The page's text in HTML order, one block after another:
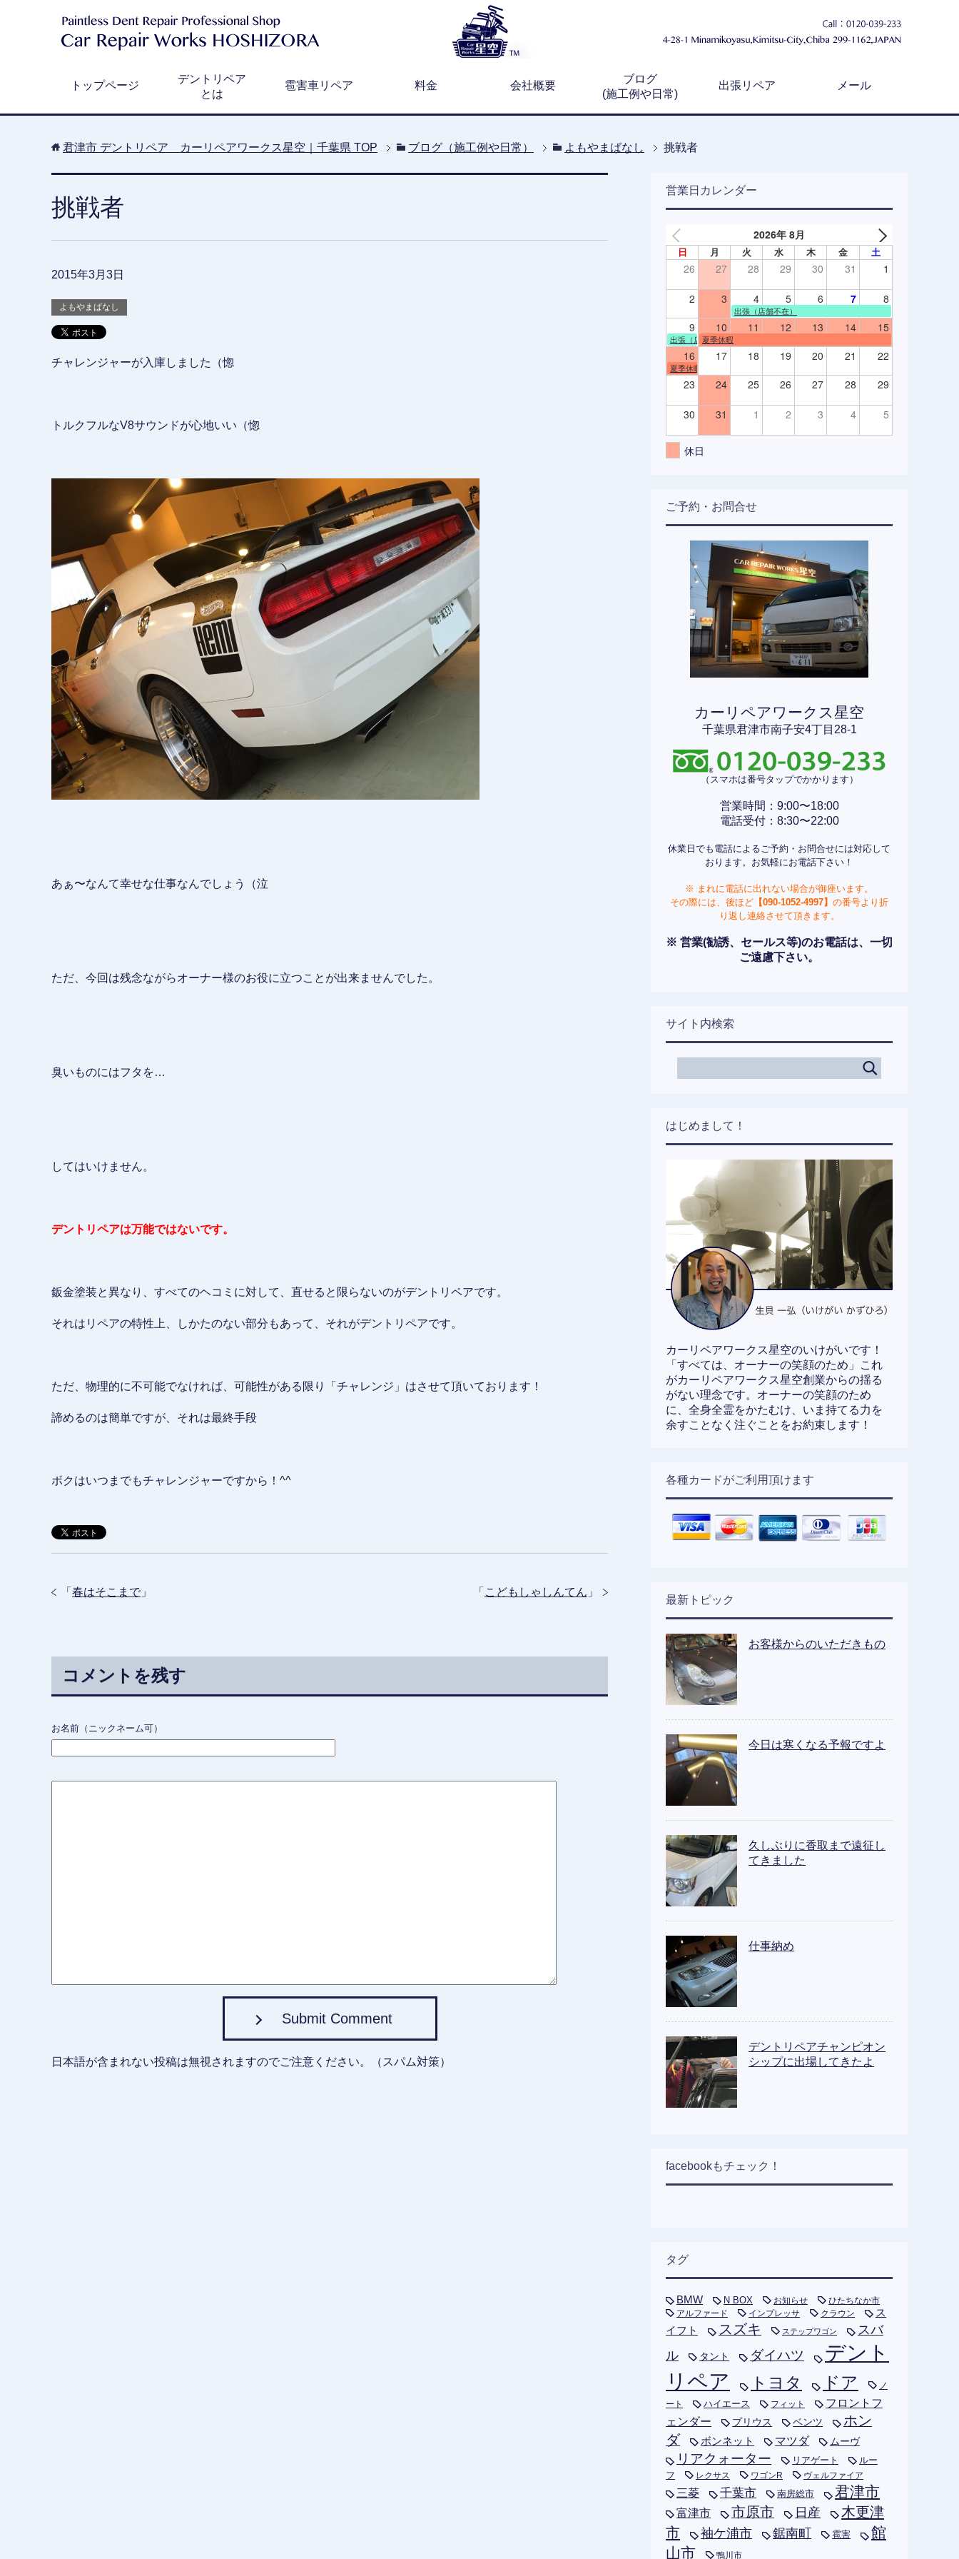
トップページ
デントリペア
とは
雹害車リペア 料金 会社概要
ブログ
(施工例や日常)
出張リペア メール
君津市 デントリペア カーリペアワークス星空｜千葉県 TOP ブログ（施工例や日常） よもやまばなし 挑戦者
挑戦者
2015年3月3日
よもやまばなし
チャレンジャーが入庫しました（惚
トルクフルなV8サウンドが心地いい（惚
あぁ〜なんて幸せな仕事なんでしょう（泣
ただ、今回は残念ながらオーナー様のお役に立つことが出来ませんでした。
臭いものにはフタを…
してはいけません。
デントリペアは万能ではないです。
鈑金塗装と異なり、すべてのヘコミに対して、直せると限らないのがデントリペアです。
それはリペアの特性上、しかたのない部分もあって、それがデントリペアです。
ただ、物理的に不可能でなければ、可能性がある限り「チャレンジ」はさせて頂いております！
諦めるのは簡単ですが、それは最終手段
ボクはいつまでもチャレンジャーですから！^^
「 こどもしゃしんてん 」
「 春はそこまで 」
コメントを残す
お名前（ニックネーム可）
Submit Comment
日本語が含まれない投稿は無視されますのでご注意ください。（スパム対策）
営業日カレンダー
2026年 8月
日 月 火 水 木 金 土
26 27 28 29 30 31 1
2 3 4 5 6 7 8
出張（店舗不在）
9 10 11 12 13 14 15
出張（店舗不在）
夏季休暇
16 17 18 19 20 21 22
夏季休暇
23 24 25 26 27 28 29
30 31 1 2 3 4 5
休日
ご予約・お問合せ
カーリペアワークス星空
千葉県君津市南子安4丁目28-1
（スマホは番号タップでかかります）
営業時間：9:00〜18:00
電話受付：8:30〜22:00
休業日でも電話によるご予約・お問合せには対応して
おります。お気軽にお電話下さい！
※ まれに電話に出れない場合が御座います。
その際には、後ほど 【090-1052-4997】 の番号より折
り返し連絡させて頂きます。
※ 営業(勧誘、セールス等)のお電話は、一切
ご遠慮下さい。
サイト内検索
はじめまして！
カーリペアワークス星空のいけがいです！
「すべては、オーナーの笑顔のため」これ
がカーリペアワークス星空創業からの揺る
がない理念です。オーナーの笑顔のため
に、全身全霊をかたむけ、いま持てる力を
余すことなく注ぐことをお約束します！
各種カードがご利用頂けます
最新トピック
お客様からのいただきもの
今日は寒くなる予報ですよ
久しぶりに香取まで遠征し
てきました
仕事納め
デントリペアチャンピオン
シップに出場してきたよ
facebookもチェック！
タグ
BMW N BOX お知らせ
ひたちなか市
アルファード
インプレッサ クラウン
ス
イフト
スズキ ステップワゴン
スバ
ル
タント ダイハツ
デント
リペア
トヨタ ドア ノ
ート ハイエース フィット
フロントフ
ェンダー
プリウス ベンツ
ホン
ダ
ボンネット マツダ ムーヴ
リアクォーター リアゲート
ルー
フ
レクサス ワゴンR ヴェルファイア
三菱 千葉市 南房総市 君津市
富津市 市原市 日産
木更津
市
袖ケ浦市 鋸南町 雹害
館
山市
鴨川市